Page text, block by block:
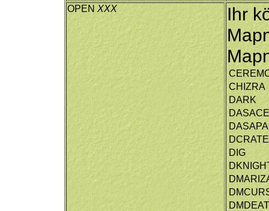
OPENXXX
Ihr
CHIZRA
DARK
DIG